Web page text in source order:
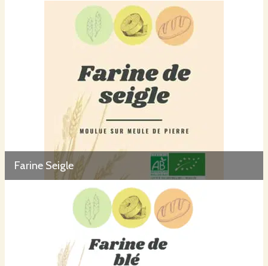
Farine Seigle